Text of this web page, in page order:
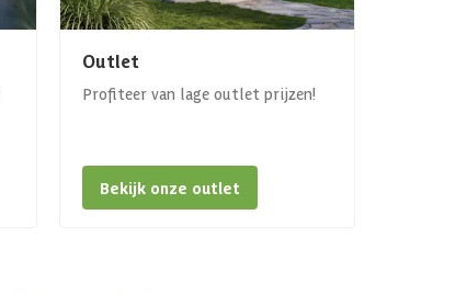
Outlet
Profiteer van lage outlet prijzen!
Bekijk onze outlet